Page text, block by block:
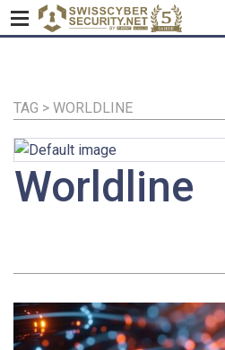
Inhalt
TAG > WORLDLINE
Worldline